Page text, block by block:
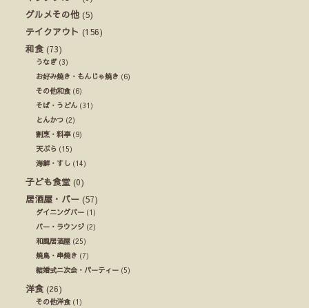
グルメその他 (5)
テイクアウト (156)
和食 (73)
うなぎ(3)
お好み焼き・もんじゃ焼き (6)
その他和食(6)
そば・うどん (31)
とんかつ (2)
割烹・料亭(9)
天ぷら (15)
海鮮・すし (14)
子ども食堂 (0)
居酒屋・バー (57)
ダイニングバー (1)
バー・ラウンジ (2)
和風居酒屋 (25)
焼鳥・串焼き (7)
結婚式ニ次会・パーティー (5)
洋食 (26)
その他洋食(1)